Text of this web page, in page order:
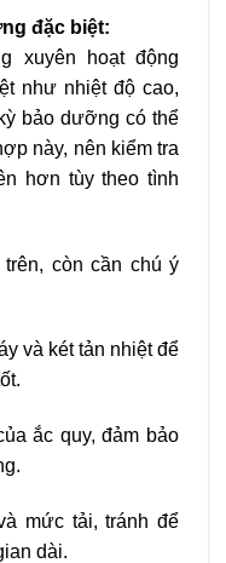
đặc biệt:
xuyên hoạt động
như nhiệt độ cao,
bảo dưỡng có thể
này, nên kiểm tra
hơn tùy theo tình
còn cần chú ý
và két tản nhiệt để
ắc quy, đảm bảo
mức tải, tránh để
dài.